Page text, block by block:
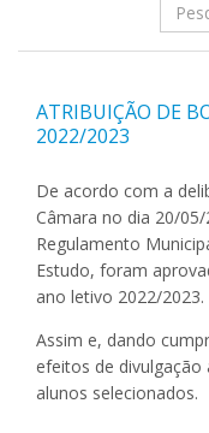
ATRIBUIÇÃO DE
2022/2023
De acordo com a
Câmara no dia 20/
Regulamento
Estudo, foram
ano letivo 2022/2023.
Assim e, dando
efeitos de
alunos selecionados.